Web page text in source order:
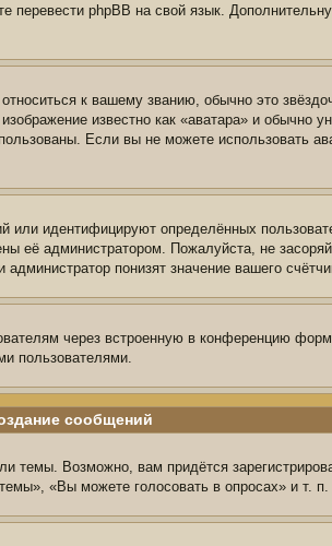
перевести phpBB на свой язык.
к вашему званию, обычно это
известно как «аватара» и обычно
Если вы не можете использовать
идентифицируют определённых
её администратором. Пожалуйста, не
понизят значение вашего
через встроенную в конференцию
пользователями.
сообщений
Возможно, вам придётся
«Вы можете голосовать в опросах» и т. п.